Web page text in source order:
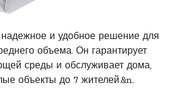
надежное и удобное решение для
объема. Он гарантирует
среды и обслуживает дома,
объекты до 7 жителей.&n..